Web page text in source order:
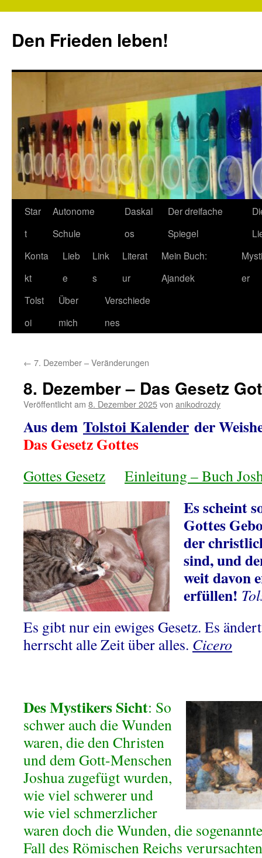
springen
Den Frieden leben!
Star
t
Autonome
Schule
Daskal
os
Der dreifache
Spiegel
Konta
kt
Lieb
e
Link
s
Literat
ur
Mein Buch:
Ajandek
er
Tolst
oi
Über
mich
Verschiede
nes
← 7. Dezember – Veränderungen
8. Dezember – Das Gesetz
Veröffentlicht am 8. Dezember 2025von anikodrozdy
Aus dem Tolstoi Kalender der
Das Gesetz Gottes
Gottes Gesetz Einleitung – Buch
Es scheint
Gottes
der
sind, und
weit davon
erfüllen!
Es gibt nur ein ewiges Gesetz. Es
herrscht alle Zeit über alles. Cicero
Des Mystikers Sicht: So
schwer auch die Wunden
waren, die den Christen
und dem Gott-Menschen
Joshua zugefügt wurden,
wie viel schwerer und
wie viel schmerzlicher
waren doch die Wunden, die
Fall des Römischen Reichs